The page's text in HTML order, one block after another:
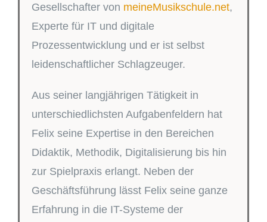
Gesellschafter von meineMusikschule.net,
Experte für IT und digitale
Prozessentwicklung und er ist selbst
leidenschaftlicher Schlagzeuger.
Aus seiner langjährigen Tätigkeit in
unterschiedlichsten Aufgabenfeldern hat
Felix seine Expertise in den Bereichen
Didaktik, Methodik, Digitalisierung bis hin
zur Spielpraxis erlangt. Neben der
Geschäftsführung lässt Felix seine ganze
Erfahrung in die IT-Systeme der